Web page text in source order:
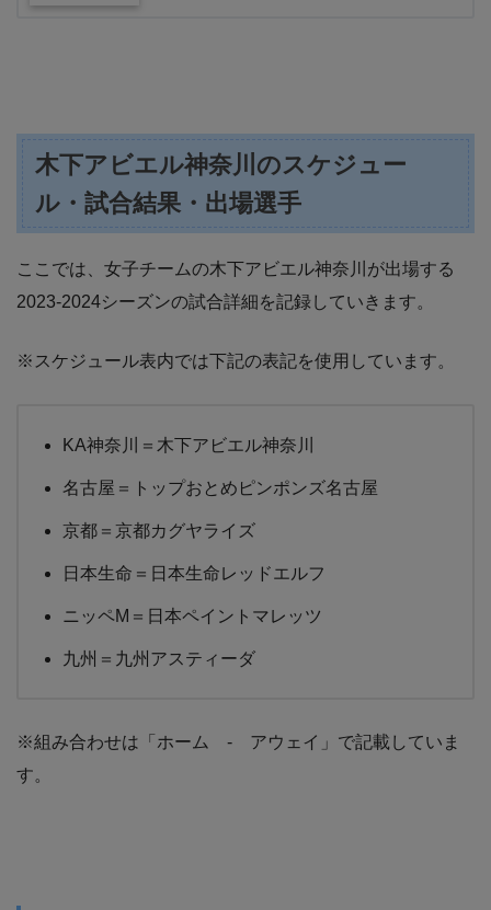
木下アビエル神奈川のスケジュー
ル・試合結果・出場選手
ここでは、女子チームの木下アビエル神奈川が出場する
2023-2024シーズンの試合詳細を記録していきます。
※スケジュール表内では下記の表記を使用しています。
KA神奈川＝木下アビエル神奈川
名古屋＝トップおとめピンポンズ名古屋
京都＝京都カグヤライズ
日本生命＝日本生命レッドエルフ
ニッペM＝日本ペイントマレッツ
九州＝九州アスティーダ
※組み合わせは「ホーム - アウェイ」で記載していま
す。